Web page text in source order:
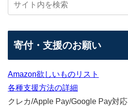
寄付・支援のお願い
Amazon欲しいものリスト
各種支援方法の詳細
クレカ/Apple Pay/Google Pay対応